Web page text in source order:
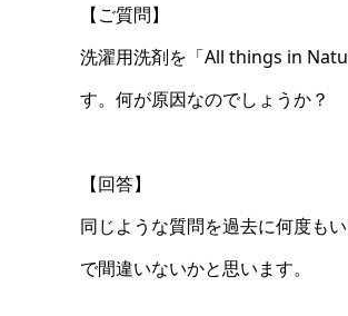
【ご質問】
洗濯用洗剤を「All things in
す。何が原因なのでしょうか？
【回答】
同じような質問を過去に何度も
で間違いないかと思います。